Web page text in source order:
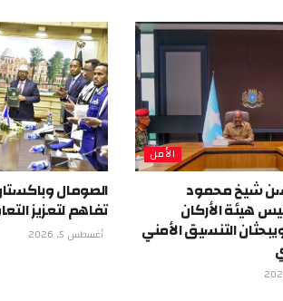
الأمن
شيخ محمود
هيئة الأركان
التنسيق الأمني
الصومال
تفاهم لتعزيز
أغسطس 5, 2026